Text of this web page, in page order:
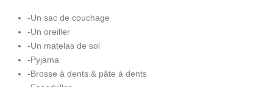
-Un sac de couchage
-Un oreiller
-Un matelas de sol
-Pyjama
-Brosse à dents & pâte à dents